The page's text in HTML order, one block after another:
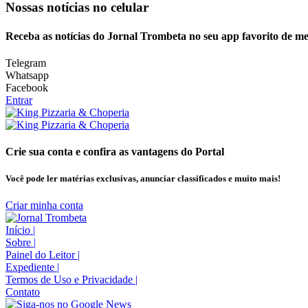
Nossas notícias no celular
Receba as notícias do Jornal Trombeta no seu app favorito de
Telegram
Whatsapp
Facebook
Entrar
Crie sua conta e confira as vantagens do Portal
Você pode ler matérias exclusivas, anunciar classificados e muito mais!
Criar minha conta
Início |
Sobre |
Painel do Leitor |
Expediente |
Termos de Uso e Privacidade |
Contato